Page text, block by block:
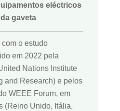
eléctricos
gaveta
com o estudo
em 2022 pela
Nations Institute
and Research) e pelos
WEEE Forum, em
(Reino Unido, Itália,